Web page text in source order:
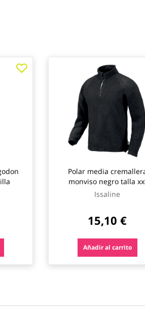
Polar media
monviso negro talla
issaline
Issaline
15,10 €
Añadir al carrito